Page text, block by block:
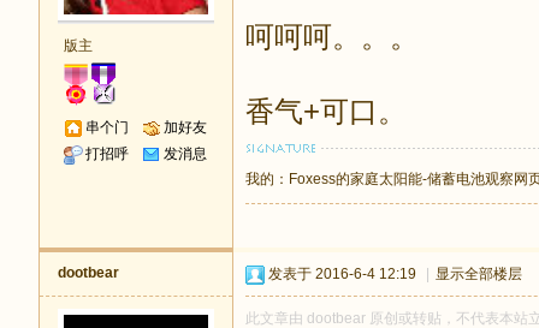
版主
串个门
加好友
打招呼
发消息
呵呵呵。。。
香气+可口。
我的： Foxess的家庭太阳能-储蓄电池观察网
dootbear 发表于 2016-6-4 12:19 显示全部楼层
此文章由 dootbear 原创或转贴，不代表本站